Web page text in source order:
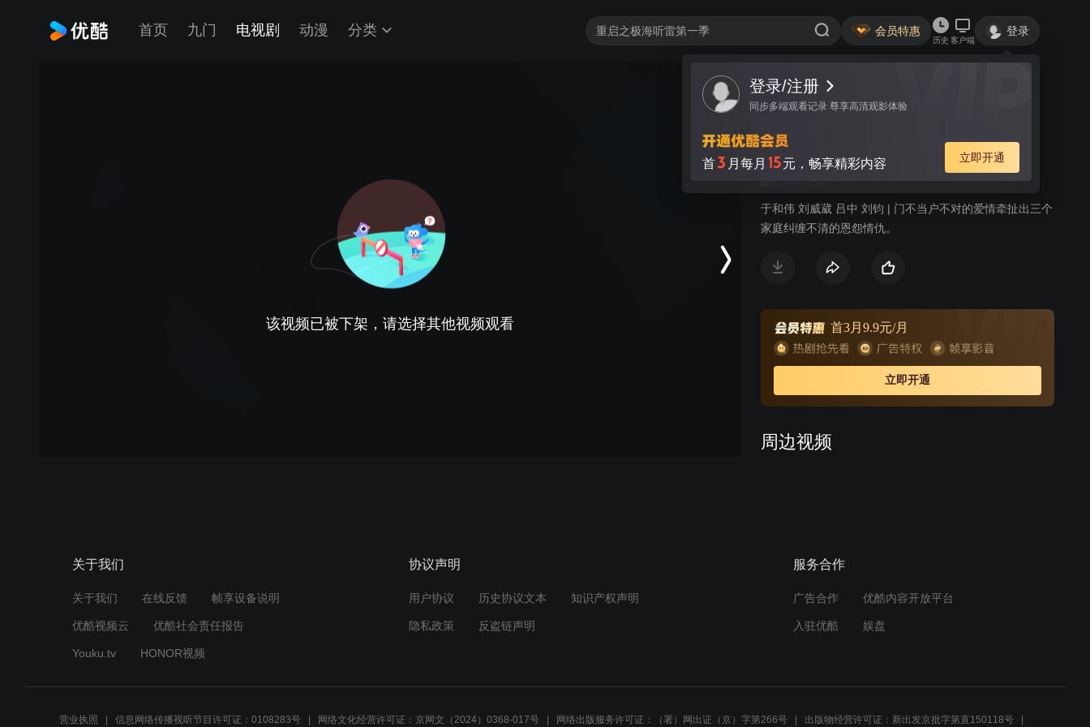
首页 九门 电视剧 动漫 分类 会员特惠
历史 客户端
登录
登录/注册
同步多端观看记录 尊享高清观影体验
首3 月每月 15元，畅享精彩内容 立即开通
该视频已被下架，请选择其他视频观看
视频 讨论
大家庭
情感
于和伟 刘威葳 吕中 刘钧 | 门不当户不对的爱情牵扯出三个
家庭纠缠不清的恩怨情仇。
首3月9.9元/月
立即开通
周边视频
00:31
关于我们
关于我们 在线反馈 帧享设备说明
优酷视频云 优酷社会责任报告
Youku.tv HONOR视频
协议声明
用户协议 历史协议文本 知识产权声明
隐私政策 反盗链声明
服务合作
广告合作 优酷内容开放平台
入驻优酷 娱盘
营业执照 信息网络传播视听节目许可证：0108283号 网络文化经营许可证：京网文（2024）0368-017号 网络出版服务许可证：（署）网出证（京）字第266号 出版物经营许可证：新出发京批字第直150118号